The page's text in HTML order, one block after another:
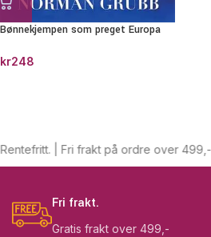
Bønnekjempen som preget Europa
kr248
| Fri frakt på ordre over 499,-.
Fri frakt.
Gratis frakt over 499,-